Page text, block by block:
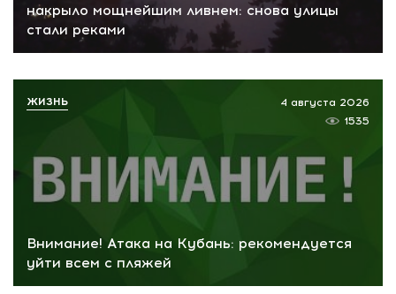
накрыло мощнейшим ливнем: снова улицы
стали реками
Внимание! Атака на Кубань: рекомендуется
уйти всем с пляжей
4 августа 2026
1535
ЖИЗНЬ